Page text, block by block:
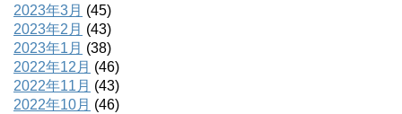
2023年3月 (45)
2023年2月 (43)
2023年1月 (38)
2022年12月 (46)
2022年11月 (43)
2022年10月 (46)